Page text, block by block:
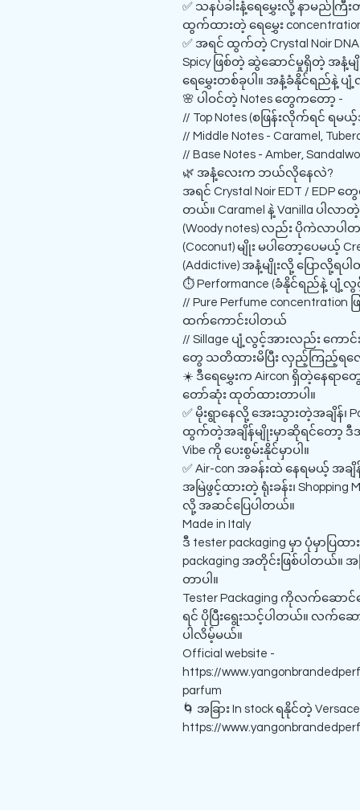
✅ သနပ်ခါးနံ့ရေမွှေးလို့ နာမည်ကြီ
ထွက်ထားတဲ့ ရေမွှေး concentration
✅ အရင် ထွက်တဲ့ Crystal Noir
Spicy ဖြစ်တဲ့ ဆွဲဆောင်မှုရှိတဲ့
ရေမွှေးတစ်ခုပါ။ အနံ့ခံနိုင်ရည်နဲ့
🌸 ပါဝင်တဲ့ Notes တွေကတော့ -
// Top Notes (စဖြန်းလိုက်ရင် ရမယ့်အ
// Middle Notes - Caramel,
// Base Notes - Amber,
🌿 အနံ့လေးက ဘယ်လိုနေလဲ?
အရင် Crystal Noir EDT / EDP
တယ်။ Caramel နဲ့ Vanilla ပါ
(Woody notes) လည်း ပိုကဲလာ
(Coconut) မျိုး မပါတော့ပေမယ့်
(Addictive) အနံ့မျိုးလို့ ပြောလို့ရပ
⏱️ Performance (ခံနိုင်ရည်နဲ့ ပျံ့လွ
// Pure Perfume
ထက်ကောင်းပါတယ်
// Sillage ပျံ့လွင့်အားလည်း ကေ
တွေ သတိထားမိပြီး လှည့်ကြည့်ရလော
☀️ ဒီရေမွှေးက Aircon ရှိတဲ့နေရ
တော်ဆုံး ထုတ်ထားတာပါ။
✅ မိုးရွာနေလို့ အေးသွားတဲ့အချိန်၊
ထွက်တဲ့အချိန်မျိုးမှာဆိုရင်တော့ ဒီအနံ့
Vibe ကို ပေးစွမ်းနိုင်မှာပါ။
✅ Air-con အခန်းထဲ နေရမယ့် အ
အမြဲဖွင့်ထားတဲ့ ရုံးခန်း၊
လို့ အဆင်ပြေပါတယ်။
Made in Italy
ဒီ tester packaging မှာ ပုံမှာပြ
packaging အတိုင်းဖြစ်ပါတယ်။ အ
တာပါ။
Tester Packaging ကိုလက်ဆ
ရင် ပိုပြီးရွေးသင့်ပါတယ်။ လက်ဆေ
ပါလိမ့်မယ်။
Official website -
https://
parfum
🌀 အခြား In stock ရနိုင်တဲ့
https://